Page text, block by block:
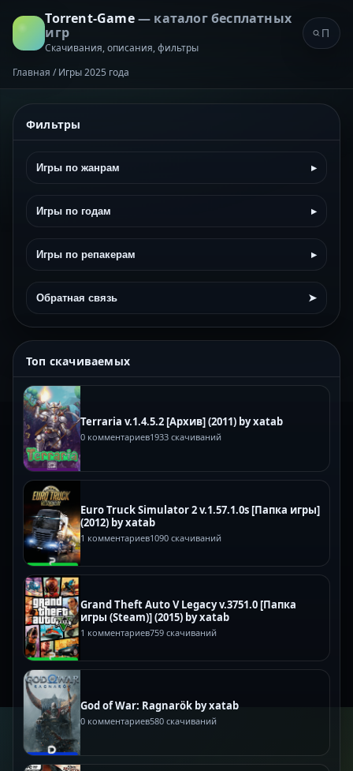
Torrent-Game— каталог бесплатных
игр
Скачивания, описания, фильтры
Главная / Игры 2025 года
Фильтры
Игры по жанрам ▸
Игры по годам ▸
Игры по репакерам ▸
Обратная связь ➤
Топ скачиваемых
Terraria v.1.4.5.2 [Архив] (2011) by xatab
0 комментариев1933 скачиваний
Euro Truck Simulator 2 v.1.57.1.0s [Папка игры]
(2012) by xatab
1 комментариев1090 скачиваний
Grand Theft Auto V Legacy v.3751.0 [Папка
игры (Steam)] (2015) by xatab
1 комментариев759 скачиваний
God of War: Ragnarök by xatab
0 комментариев580 скачиваний